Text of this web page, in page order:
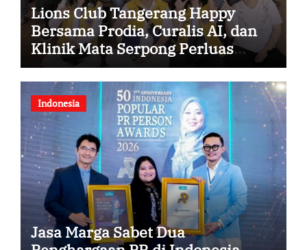
Lions Club Tangerang Happy
Bersama Prodia, Curalis AI, dan
Klinik Mata Serpong Perluas
Akses Layanan Kesehatan
Preventif melalui Bakti Sosial
Kesehatan
Indonesia
Jasa Marga Sabet Dua